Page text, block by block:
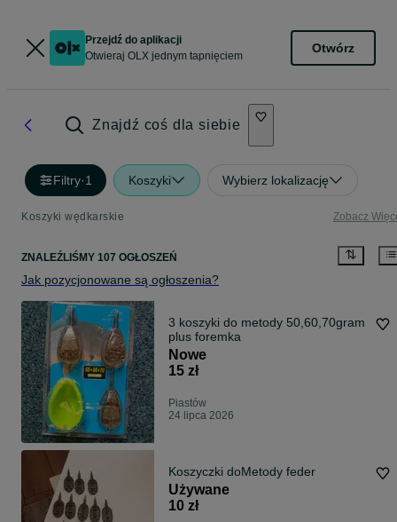
Przejdź do aplikacji
Otwieraj OLX jednym tapnięciem
Otwórz
Znajdź coś dla siebie
Filtry·1 Koszyki Wybierz lokalizację
Koszyki wędkarskie Zobacz
ZNALEŹLIŚMY 107 OGŁOSZEŃ
Jak pozycjonowane są ogłoszenia?
3 koszyki do metody 50,60,70gram
plus foremka
Nowe
15 zł
Piastów
24 lipca 2026
Koszyczki doMetody feder
Używane
10 zł